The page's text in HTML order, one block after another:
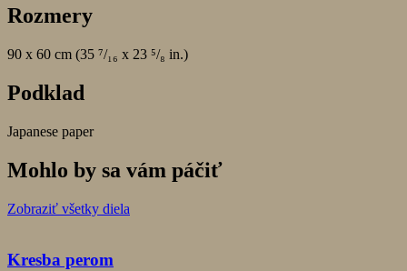
Rozmery
90 x 60 cm (35 ⁷/₁₆ x 23 ⁵/₈ in.)
Podklad
Japanese paper
Mohlo by sa vám páčiť
Zobraziť všetky diela
Kresba perom